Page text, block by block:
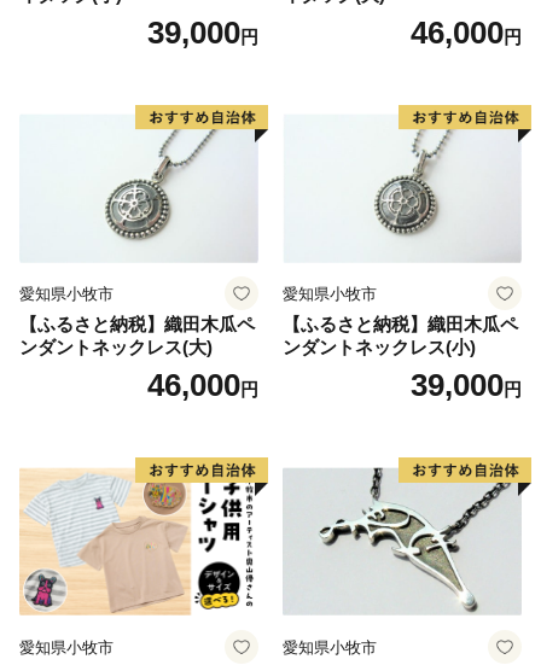
39,000円 46,000円
愛知県小牧市
【ふるさと納税】織田木瓜ペ
ンダントネックレス(大)
46,000円
愛知県小牧市
【ふるさと納税】織田木瓜ペ
ンダントネックレス(小)
39,000円
愛知県小牧市 愛知県小牧市